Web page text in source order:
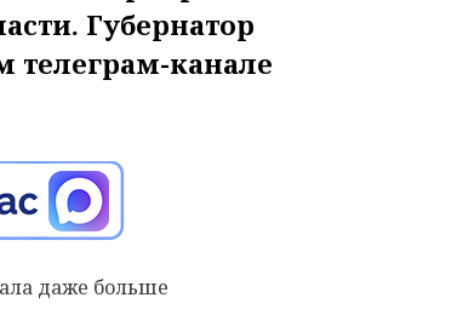
Губернатор
телеграм-канале
даже больше